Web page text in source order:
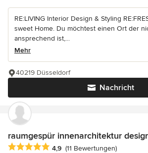
RE:LIVING Interior Design & Styling
sweet Home. Du möchtest einen Ort der
ansprechend ist,...
Mehr
Nachricht
40219 Düsseldorf
raumgespür innenarchitektur
Durchschnittliche Bewertung: 4.9 von 5
4,9 (11 Bewertungen)